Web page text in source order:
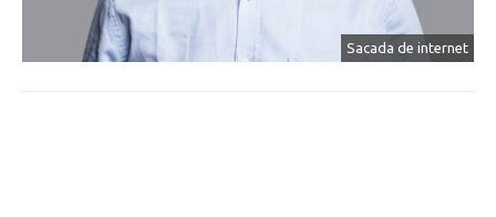
Sacada de internet